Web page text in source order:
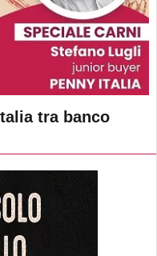
tra banco